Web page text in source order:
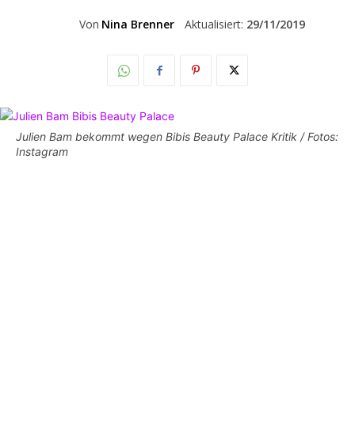
Von Nina Brenner Aktualisiert: 29/11/2019
Julien Bam bekommt wegen Bibis Beauty Palace Kritik / Fotos:
Instagram